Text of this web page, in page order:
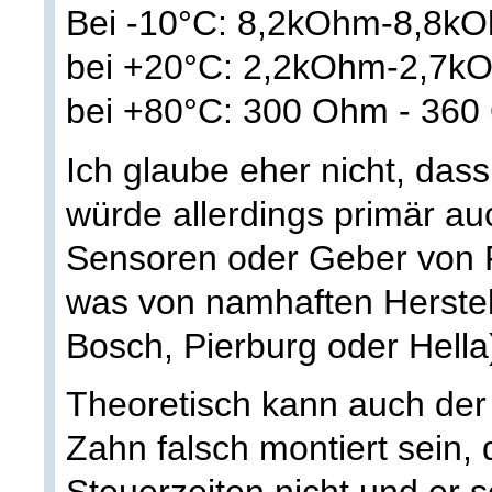
Bei -10°C: 8,2kOhm-
bei +20°C: 2,2kOhm-
bei +80°C: 300 Ohm - 360
Ich glaube eher nicht,
würde allerdings primär
Sensoren oder Geber von
was von namhaften
Bosch, Pierburg oder
Theoretisch kann auch
Zahn falsch montiert sein,